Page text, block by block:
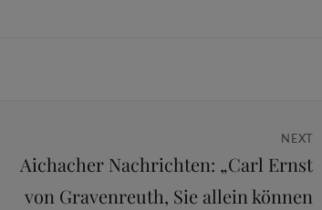
Post
NEXT
Aichacher Nachrichten: „Carl Ernst
von Gravenreuth, Sie allein können